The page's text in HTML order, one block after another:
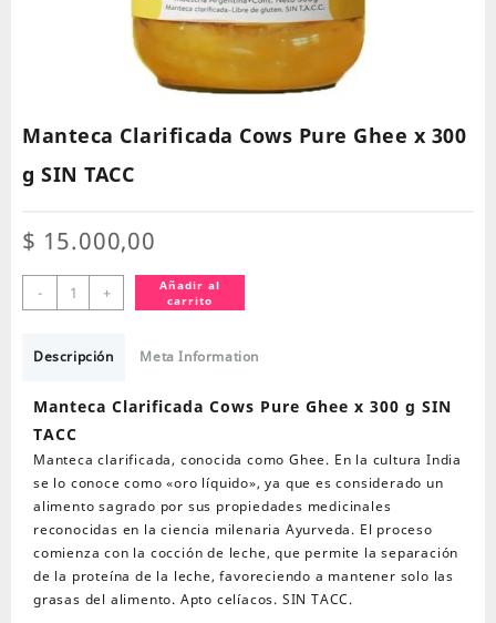
Manteca Clarificada Cows Pure Ghee x 300
g SIN TACC
$ 15.000,00
-
Manteca
Clarificada
Pure
x
300
cantidad
+
Añadir al
carrito
Descripción Meta Information
Manteca Clarificada Cows Pure Ghee x 300 g SIN
TACC
Manteca clarificada, conocida como Ghee. En la cultura India
se lo conoce como «oro líquido», ya que es considerado un
alimento sagrado por sus propiedades medicinales
reconocidas en la ciencia milenaria Ayurveda. El proceso
comienza con la cocción de leche, que permite la separación
de la proteína de la leche, favoreciendo a mantener solo las
grasas del alimento. Apto celíacos. SIN TACC.